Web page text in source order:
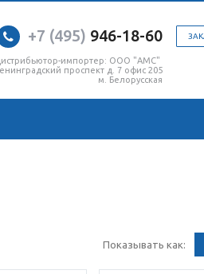
+7 (495) 946-18-60
импортер: ООО "АМС"
проспект д. 7 офис 205
м. Белорусская
Показывать как: